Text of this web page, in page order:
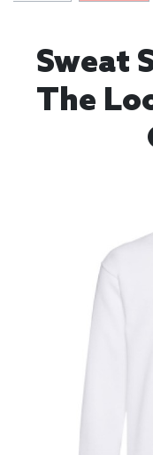
Sweat
The